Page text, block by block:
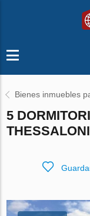
Bienes inmuebles
5